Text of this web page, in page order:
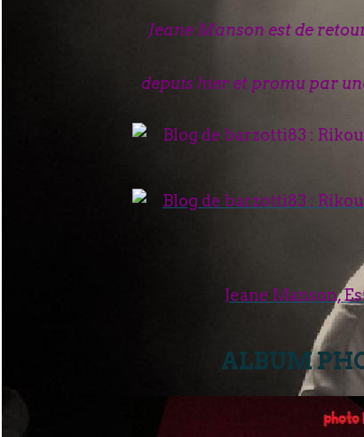
Jeane Manson est de
depuis hier et promu par
Jeane Manson,
ALBUM